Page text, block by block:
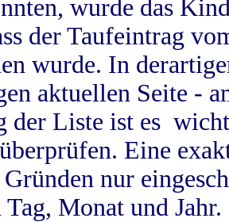
wurde das
der Taufeintrag
wurde. In
aktuellen Seite -
der Liste ist es
Eine
nur
Monat und Jahr.